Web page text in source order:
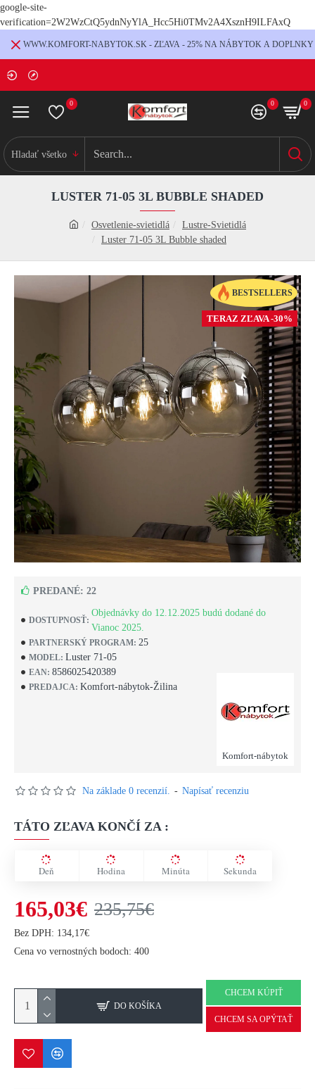
google-site-
verification=2W2WzCtQ5ydnNyYlA_Hcc5Hi0TMv2A4XsznH9ILFAxQ
WWW.KOMFORT-NABYTOK.SK - ZĽAVA - 25% NA NÁBYTOK A DOPLNKY
0 0 0
Hladať všetko
Osvetlenie-svietidlá
Lustre-Svietidlá
Luster 71-05 3L Bubble shaded
LUSTER 71-05 3L BUBBLE SHADED
BESTSELLERS
TERAZ ZĽAVA -30%
DOSTUPNOSŤ:
Objednávky do 12.12.2025 budú dodané do
Vianoc 2025.
PARTNERSKÝ PROGRAM: 25
MODEL: Luster 71-05
EAN: 8586025420389
PREDAJCA: Komfort-nábytok-Žilina
Komfort-nábytok
PREDANÉ: 22
Na základe 0 recenzií. - Napísať recenziu
TÁTO ZĽAVA KONČÍ ZA :
Deň Hodina Minúta Sekunda
165,03€ 235,75€
Bez DPH: 134,17€
Cena vo vernostných bodoch: 400
DO KOŠÍKA
CHCEM KÚPIŤ
CHCEM SA OPÝTAŤ